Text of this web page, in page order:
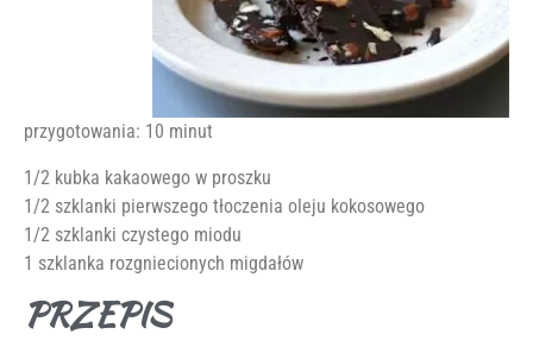
przygotowania: 10 minut
1/2 kubka kakaowego w proszku
1/2 szklanki pierwszego tłoczenia oleju kokosowego
1/2 szklanki czystego miodu
1 szklanka rozgniecionych migdałów
PRZEPIS